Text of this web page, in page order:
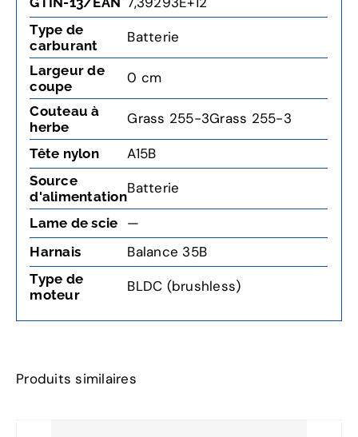
Type de
carburant
Batterie
Largeur de
coupe
0 cm
Couteau à
herbe
Grass 255-3Grass 255-3
Tête nylon A15B
Source
d'alimentationBatterie
Lame de scie —
Harnais Balance 35B
Type de
moteur
BLDC (brushless)
Produits similaires